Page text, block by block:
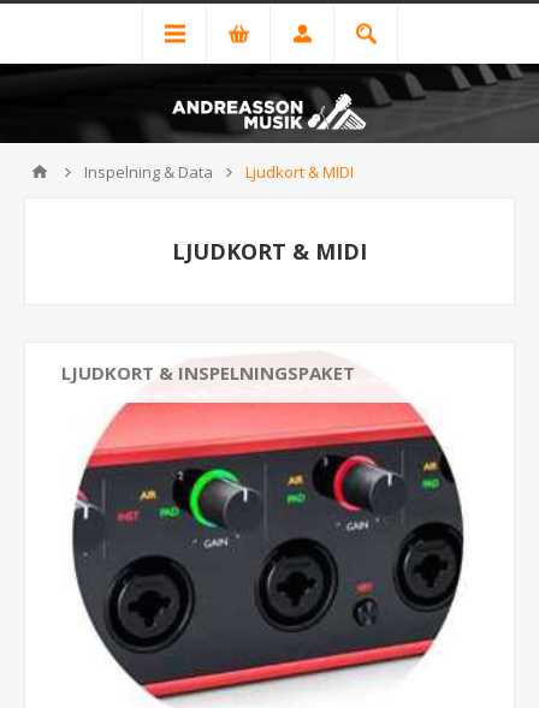
Inspelning & Data Ljudkort & MIDI
LJUDKORT & MIDI
LJUDKORT & INSPELNINGSPAKET